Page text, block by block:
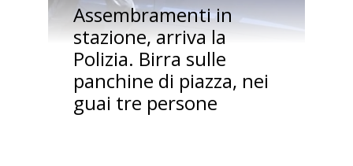
Assembramenti in
stazione, arriva la
Polizia. Birra sulle
panchine di piazza, nei
guai tre persone